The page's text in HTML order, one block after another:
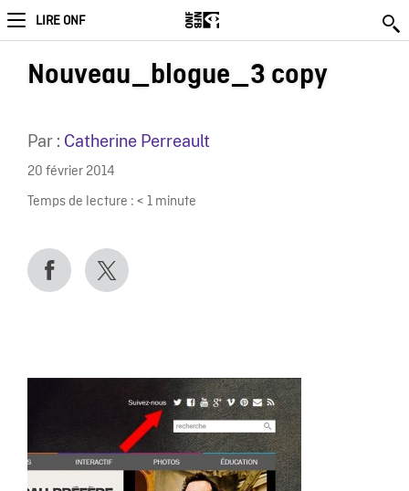
LIRE ONF
Nouveau_blogue_3 copy
Par : Catherine Perreault
20 février 2014
Temps de lecture : < 1 minute